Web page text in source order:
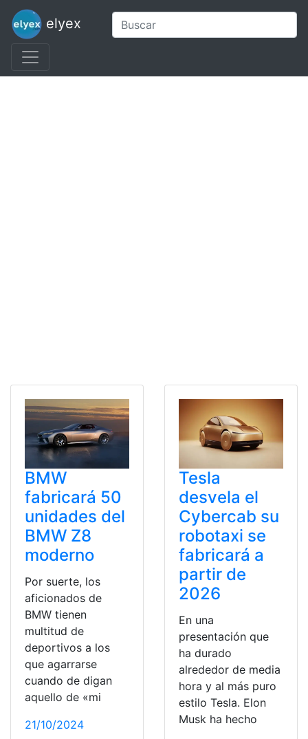
elyex
BMW
fabricará 50
unidades del
BMW Z8
moderno
Por suerte, los
aficionados de
BMW tienen
multitud de
deportivos a los
que agarrarse
cuando de digan
aquello de «mi
21/10/2024
Tesla
desvela el
Cybercab su
robotaxi se
fabricará a
partir de
2026
En una
presentación que
ha durado
alrededor de media
hora y al más puro
estilo Tesla. Elon
Musk ha hecho